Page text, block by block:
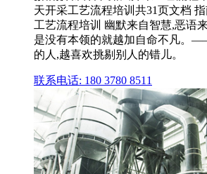
天开采工艺流程培训共31页文档
工艺流程培训 幽默来自智慧,恶语
是没有本领的就越加自命不凡。
的人,越喜欢挑剔别人的错儿。
联系电话: 180 3780 8511